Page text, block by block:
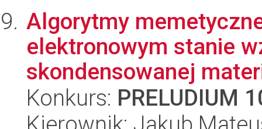
Algorytmy
elektronowym stanie
skondensowanej
Konkurs: PRELUDIUM